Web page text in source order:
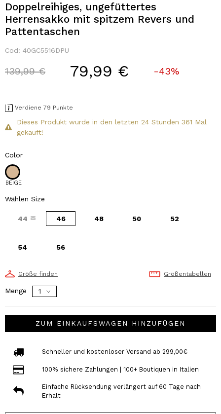
Doppelreihiges, ungefüttertes
Herrensakko mit spitzem Revers und
Pattentaschen
Cod: 40GC5516DPU
Price reduced from
139,99 €to 79,99 € -43%
Verdiene 79 Punkte
Dieses Produkt wurde in den letzten 24 Stunden 361 Mal
gekauft!
Color
BEIGE
Wählen Size
44 46 48 50 52
54 56
Größe finden Größentabellen
Menge
ZUM EINKAUFSWAGEN HINZUFÜGEN
Schneller und kostenloser Versand ab 299,00€
100% sichere Zahlungen | 100+ Boutiquen in Italien
Einfache Rücksendung verlängert auf 60 Tage nach
Erhalt